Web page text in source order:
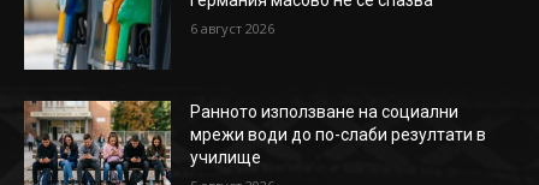
6 август 2026
Ранното използване на социални
мрежи води до по-слаби резултати в
училище